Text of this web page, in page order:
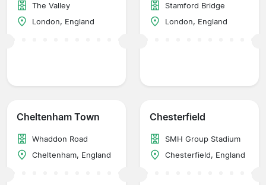
The Valley
London, England
Stamford Bridge
London, England
Cheltenham Town
Whaddon Road
Cheltenham, England
Chesterfield
SMH Group Stadium
Chesterfield, England